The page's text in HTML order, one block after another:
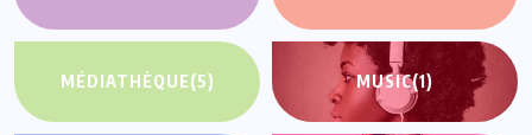
MÉDIATHÈQUE(5) MUSIC(1)